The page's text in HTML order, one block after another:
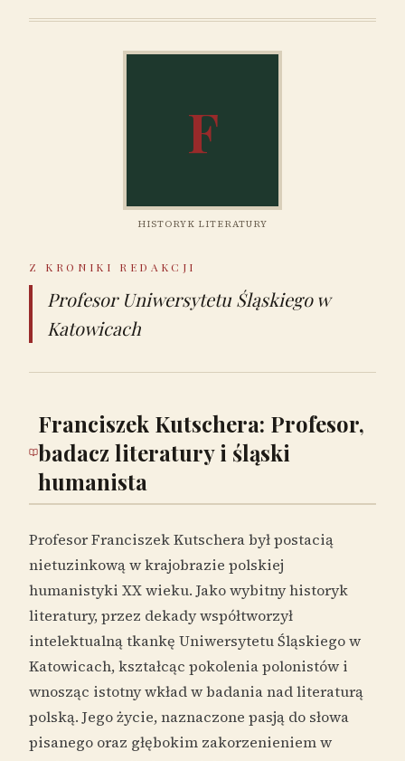
F
HISTORYK LITERATURY
Z KRONIKI REDAKCJI
Profesor Uniwersytetu Śląskiego w
Katowicach
Franciszek Kutschera: Profesor,
badacz literatury i śląski
humanista
Profesor Franciszek Kutschera był postacią
nietuzinkową w krajobrazie polskiej
humanistyki XX wieku. Jako wybitny historyk
literatury, przez dekady współtworzył
intelektualną tkankę Uniwersytetu Śląskiego w
Katowicach, kształcąc pokolenia polonistów i
wnosząc istotny wkład w badania nad literaturą
polską. Jego życie, naznaczone pasją do słowa
pisanego oraz głębokim zakorzenieniem w